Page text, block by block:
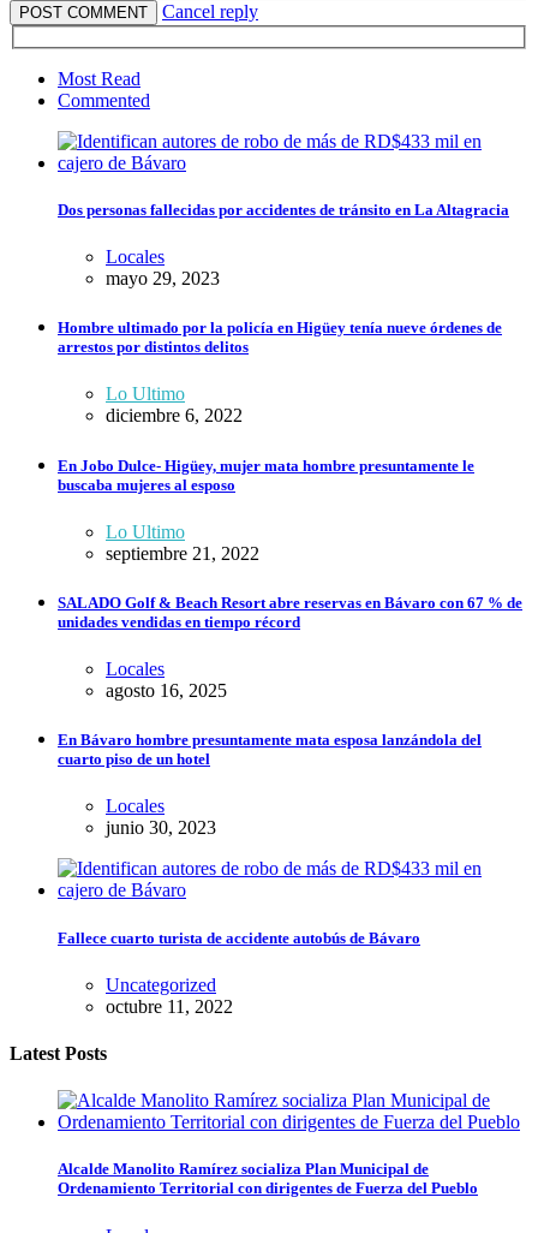
Cancel reply
Most Read
Commented
Dos personas fallecidas por accidentes de tránsito en La Altagracia
Locales
mayo 29, 2023
Hombre ultimado por la policía en Higüey tenía nueve órdenes de
arrestos por distintos delitos
Lo Ultimo
diciembre 6, 2022
En Jobo Dulce- Higüey, mujer mata hombre presuntamente le
buscaba mujeres al esposo
Lo Ultimo
septiembre 21, 2022
SALADO Golf & Beach Resort abre reservas en Bávaro con 67 % de
unidades vendidas en tiempo récord
Locales
agosto 16, 2025
En Bávaro hombre presuntamente mata esposa lanzándola del
cuarto piso de un hotel
Locales
junio 30, 2023
Fallece cuarto turista de accidente autobús de Bávaro
Uncategorized
octubre 11, 2022
Latest Posts
Alcalde Manolito Ramírez socializa Plan Municipal de
Ordenamiento Territorial con dirigentes de Fuerza del Pueblo